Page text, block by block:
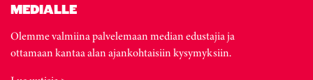
MEDIALLE
Olemme valmiina palvelemaan median edustajia ja
ottamaan kantaa alan ajankohtaisiin kysymyksiin.